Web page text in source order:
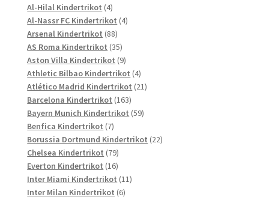
Produkte
Al-Hilal Kindertrikot 44
Produkte
Al-Nassr FC Kindertrikot 44
Arsenal Kindertrikot 8888
Produkte
AS Roma Kindertrikot 3535
Produkte
Aston Villa Kindertrikot 99
Produkte
Athletic Bilbao Kindertrikot 44
Produkte
Atlético Madrid Kindertrikot 2121
Barcelona Kindertrikot 163163
Produkte
Bayern Munich Kindertrikot 5959
Benfica Kindertrikot 77
Produkte
Borussia Dortmund Kindertrikot 2222
Chelsea Kindertrikot 7979
Produkte
Everton Kindertrikot 1616
Produkte
Inter Miami Kindertrikot 1111
Inter Milan Kindertrikot 66